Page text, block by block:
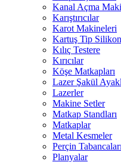
Kanal Açma
Karıştırıcılar
Karot Makineleri
Kartuş Tip Silikon
Kılıç Testere
Kırıcılar
Köşe Matkapları
Lazer Şakül
Lazerler
Makine Setler
Matkap Standları
Matkaplar
Metal Kesmeler
Perçin Tabancaları
Planyalar